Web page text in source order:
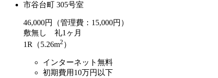
市谷台町 305号室
46,000円（管理費：15,000円）
敷無し 礼1ヶ月
1R（5.26m2 ）
インターネット無料
初期費用10万円以下